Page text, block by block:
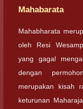
Mahabarata
Mahabharata
oleh Resi
yang gagal
dengan
merupakan kisah
keturunan